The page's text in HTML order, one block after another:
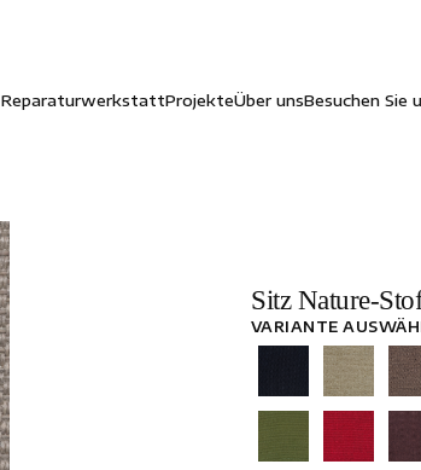
ReparaturwerkstattProjekteÜber unsBesuchen Sie
Sitz Nature-
VARIANTE